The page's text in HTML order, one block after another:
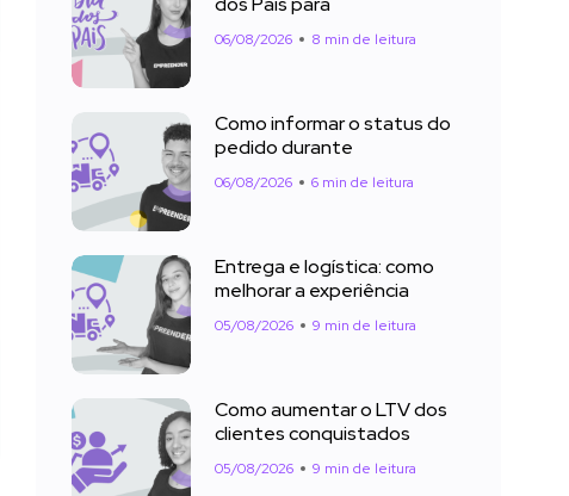
06/08/2026 8 min de leitura
Como informar o status do
pedido durante
06/08/2026 6 min de leitura
Entrega e logística: como
melhorar a experiência
05/08/2026 9 min de leitura
Como aumentar o LTV dos
clientes conquistados
05/08/2026 9 min de leitura